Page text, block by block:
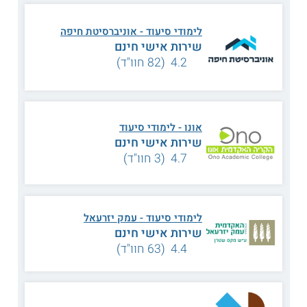
הפקולטה לרפואה של הטכניון.
אוניברסיטת בן-גוריון בבאר שבע– המסלול
לתואר ראשון באוניברסיטת בן-גוריון נלמד
הסמכה לתואר R.N.
האוניברסיטה העברית בירושלים– מציעה
מסלול ללימודי תואר ראשון B.S.N; המסלול
מתקיים בשלושה מקומות מטעם האוניברסיטה
העברית – בבית החולים הדסה בירושלים,
בצריפין – בשלוחה של ביה"ח "אסף הרופא"
וכן ברחובות, בבית החולים "קפלן".
לימודי סיעוד - אוניברסיטת חיפה
שירות אישי חינם
4.2 (82 חוו"ד)
אונו - לימודי סיעוד
שירות אישי חינם
4.7 (3 חוו"ד)
לימודי סיעוד - עמק יזרעאל
שירות אישי חינם
4.4 (63 חוו"ד)